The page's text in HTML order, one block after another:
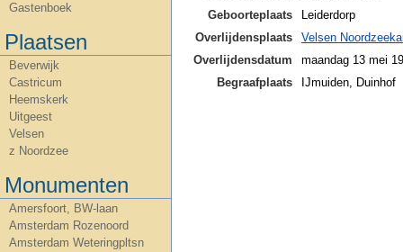
Gastenboek
Plaatsen
Beverwijk
Castricum
Heemskerk
Uitgeest
Velsen
z Noordzee
Monumenten
Amersfoort, BW-laan
Amsterdam Rozenoord
Amsterdam Weteringpltsn
Geboorteplaats
Leiderdorp
Overlijdensplaats
Velsen
Overlijdensdatum
maandag 13 mei
Begraafplaats
IJmuiden, Duinhof